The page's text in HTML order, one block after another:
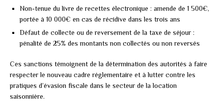
Non-tenue du livre de recettes électronique : amende de 1 500€,
portée à 10 000€ en cas de récidive dans les trois ans
Défaut de collecte ou de reversement de la taxe de séjour :
pénalité de 25% des montants non collectés ou non reversés
Ces sanctions témoignent de la détermination des autorités à faire
respecter le nouveau cadre réglementaire et à lutter contre les
pratiques d’évasion fiscale dans le secteur de la location
saisonnière.